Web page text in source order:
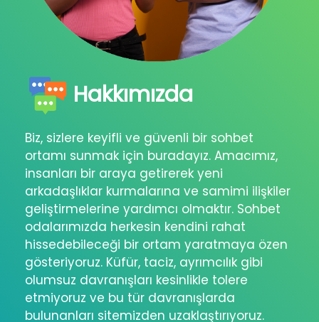
Hakkımızda
Biz, sizlere keyifli ve güvenli bir sohbet
ortamı sunmak için buradayız. Amacımız,
insanları bir araya getirerek yeni
arkadaşlıklar kurmalarına ve samimi ilişkiler
geliştirmelerine yardımcı olmaktır. Sohbet
odalarımızda herkesin kendini rahat
hissedebileceği bir ortam yaratmaya özen
gösteriyoruz. Küfür, taciz, ayrımcılık gibi
olumsuz davranışları kesinlikle tolere
etmiyoruz ve bu tür davranışlarda
bulunanları sitemizden uzaklaştırıyoruz.